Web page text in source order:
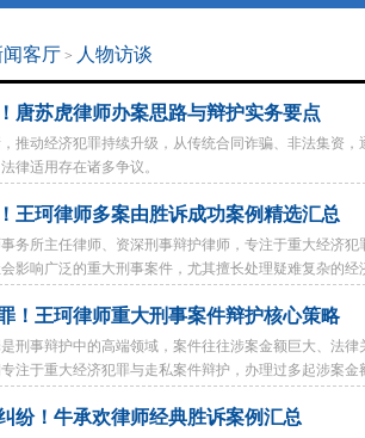
所
闻客厅 > 人物访谈
唐苏虎律师办案思路与辩护实务要点
推动经济犯罪持续升级，从传统合同诈骗、非法集资
律适用存在诸多争议。
王珂律师多案由胜诉成功案例精选汇总
务所主任律师、资深刑事辩护律师，专注于重大经济
影响广泛的重大刑事案件，尤其擅长处理疑难复杂的
！王珂律师重大刑事案件辩护核心策略
刑事辩护中的高端领域，案件往往涉案金额巨大、法
注于重大经济犯罪与走私案件辩护，办理过多起涉案
纷！牛承欢律师经典胜诉案例汇总